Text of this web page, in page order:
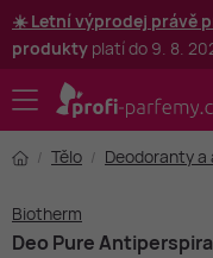
☀️ Letní výprodej právě
produkty platí do 9. 8.
Tělo Deodoranty
Biotherm
Deo Pure